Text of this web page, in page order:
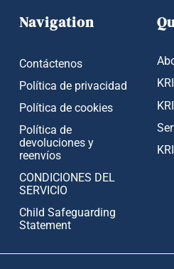
Navigation
Contáctenos
Política de privacidad
Política de cookies
Política de
devoluciones y
reenvíos
CONDICIONES DEL
SERVICIO
Child Safeguarding
Statement